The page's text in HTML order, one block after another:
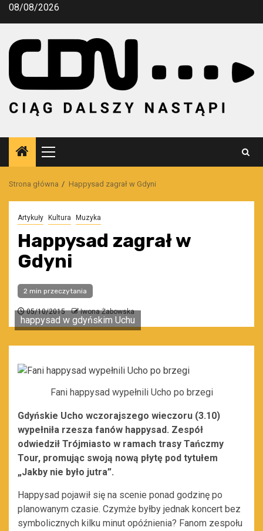
Przejdź
08/08/2026
Menu
główne
Strona główna Happysad zagrał w Gdyni
Artykuły Kultura Muzyka
Happysad zagrał w
Gdyni
2 min przeczytania
05/10/2015 Iwona Żabowska
happysad w gdyńskim Uchu
Fani happysad wypełnili Ucho po brzegi
Gdyńskie Ucho wczorajszego wieczoru (3.10)
wypełniła rzesza fanów happysad. Zespół
odwiedził Trójmiasto w ramach trasy Tańczmy
Tour, promując swoją nową płytę pod tytułem
„Jakby nie było jutra”.
Happysad pojawił się na scenie ponad godzinę po
planowanym czasie. Czymże byłby jednak koncert bez
symbolicznych kilku minut opóźnienia? Fanom zespołu